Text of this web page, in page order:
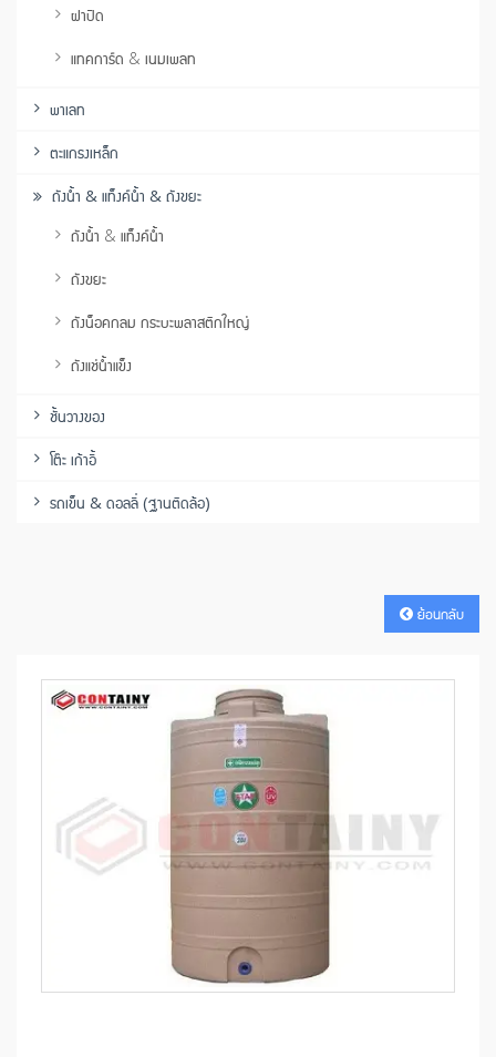
ฝาปิด
แทคการ์ด & เนมเพลท
พาเลท
ตะแกรงเหล็ก
ถังน้ำ & แท็งค์น้ำ & ถังขยะ
ถังน้ำ & แท็งค์น้ำ
ถังขยะ
ถังน็อคกลม กระบะพลาสติกใหญ่
ถังแช่น้ำแข็ง
ชั้นวางของ
โต๊ะ เก้าอี้
รถเข็น & ดอลลี่ (ฐานติดล้อ)
ย้อนกลับ